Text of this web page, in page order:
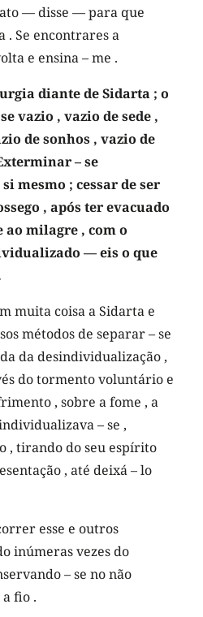
— disse — para que
. Se encontrares a
e ensina – me .
diante de Sidarta ; o
vazio , vazio de sede ,
de sonhos , vazio de
– se
mesmo ; cessar de ser
, após ter evacuado
ao milagre , com o
— eis o que
muita coisa a Sidarta e
métodos de separar – se
da desindividualização ,
do tormento voluntário e
, sobre a fome , a
– se ,
, tirando do seu espírito
, até deixá – lo
esse e outros
inúmeras vezes do
– se no não
fio .